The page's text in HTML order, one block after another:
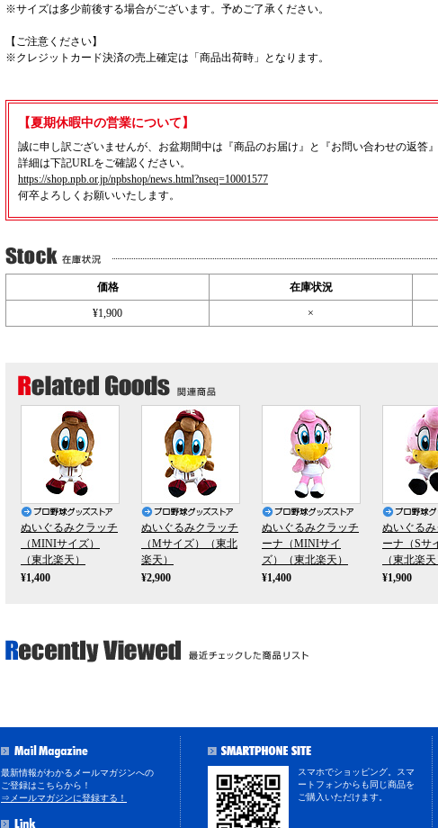
※サイズは多少前後する場合がございます。予めご了承ください。
【ご注意ください】
※クレジットカード決済の売上確定は「商品出荷時」となります。
【夏期休暇中の営業について】
誠に申し訳ございませんが、お盆期間中は『商品のお届け』と『お問い合わせの返答
詳細は下記URLをご確認ください。
https://shop.npb.or.jp/npbshop/news.html?nseq=10001577
何卒よろしくお願いいたします。
価格 在庫状況
¥1,900 ×
ぬいぐるみクラッチ
（MINIサイズ）
（東北楽天）
¥1,400
ぬいぐるみクラッチ
（Mサイズ）（東北
楽天）
¥2,900
ぬいぐるみクラッチ
ーナ（MINIサイ
ズ）（東北楽天）
¥1,400
ぬいぐる
ーナ（Sサ
（東北楽天
¥1,900
最新情報がわかるメールマガジンへの
ご登録はこちらから！
⇒メールマガジンに登録する！
スマホでショッピング。スマ
ートフォンからも同じ商品を
ご購入いただけます。